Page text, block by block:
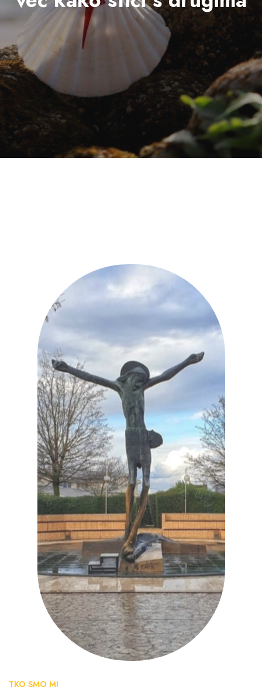
na svakoj stepenici i
skretanjima tvoga puta
Hodajmo u nadi,
promatrajmo svoje
korijene, i ustrajmo bez
straha.
TKO SMO MI